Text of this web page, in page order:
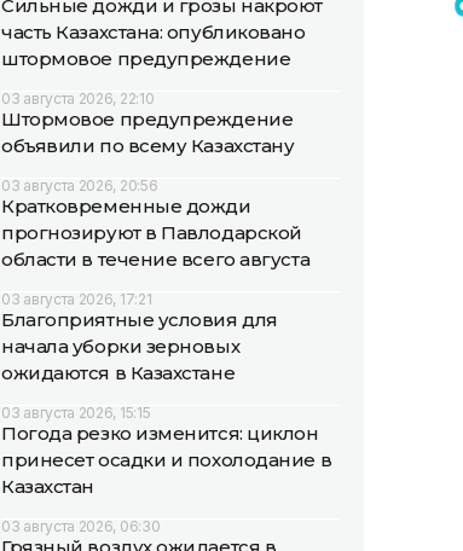
Сильные дожди и грозы накроют
часть Казахстана: опубликовано
штормовое предупреждение
03 августа 2026, 22:10
Штормовое предупреждение
объявили по всему Казахстану
03 августа 2026, 20:56
Кратковременные дожди
прогнозируют в Павлодарской
области в течение всего августа
03 августа 2026, 17:21
Благоприятные условия для
начала уборки зерновых
ожидаются в Казахстане
03 августа 2026, 15:15
Погода резко изменится: циклон
принесет осадки и похолодание в
Казахстан
03 августа 2026, 06:30